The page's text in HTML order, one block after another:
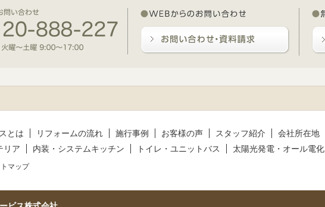
とは リフォームの流れ 施行事例 お客様の声 スタッフ紹介 会社所在地
リア 内装・システムキッチン トイレ・ユニットバス 太陽光発電・オール電化
マップ